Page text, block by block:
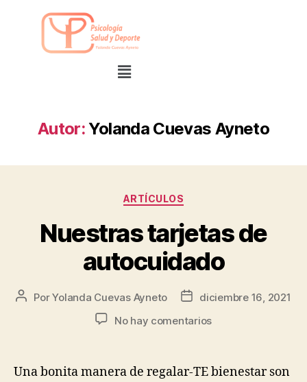
Autor:Yolanda Cuevas Ayneto
ARTÍCULOS
Nuestras tarjetas de
autocuidado
PorYolanda Cuevas Ayneto
diciembre 16, 2021
No hay comentarios
Una bonita manera de regalar-TE bienestar son